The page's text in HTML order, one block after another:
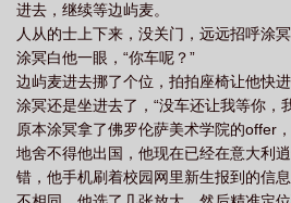
进去，继续等边屿麦。
人从的士上下来，没关门，远远招呼涂
涂冥白他一眼，“你车呢？”
边屿麦进去挪了个位，拍拍座椅让他快
涂冥还是坐进去了，“没车还让我等你，
原本涂冥拿了佛罗伦萨美术学院的offer
地舍不得他出国，他现在已经在意大利
错，他手机刷着校园网里新生报到的信